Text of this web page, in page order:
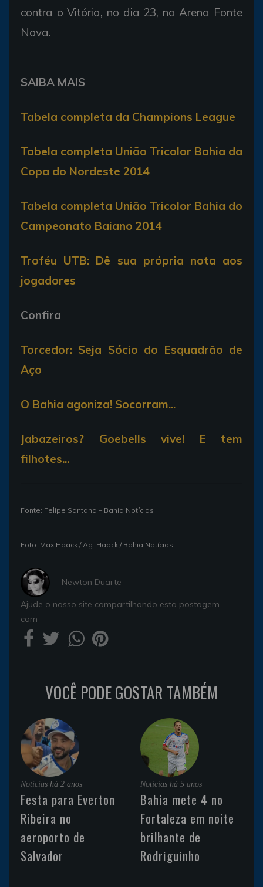
contra o Vitória, no dia 23, na Arena Fonte
Nova.
SAIBA MAIS
Tabela completa da Champions League
Tabela completa União Tricolor Bahia da
Copa do Nordeste 2014
Tabela completa União Tricolor Bahia do
Campeonato Baiano 2014
Troféu UTB: Dê sua própria nota aos
jogadores
Confira
Torcedor: Seja Sócio do Esquadrão de
Aço
O Bahia agoniza! Socorram...
Jabazeiros? Goebells vive! E tem
filhotes...
Fonte: Felipe Santana – Bahia Notícias
Foto: Max Haack / Ag. Haack / Bahia Notícias
- Newton Duarte
Ajude o nosso site compartilhando esta postagem
com
VOCÊ PODE GOSTAR TAMBÉM
Noticias há 2 anos
Festa para Everton
Ribeira no
aeroporto de
Salvador
Noticias há 5 anos
Bahia mete 4 no
Fortaleza em noite
brilhante de
Rodriguinho